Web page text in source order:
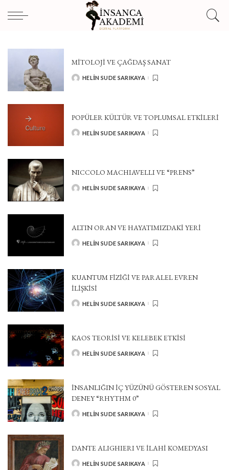
MİTOLOJİ VE ÇAĞDAŞ SANAT
POSTED
HELIN SUDE SARIKAYA
POPÜLER KÜLTÜR VE TOPLUMSAL ETKILERI
POSTED
HELIN SUDE SARIKAYA
NICCOLO MACHIAVELLI VE “PRENS”
POSTED
HELIN SUDE SARIKAYA
ALTIN ORAN VE HAYATIMIZDAKİ YERİ
POSTED
HELIN SUDE SARIKAYA
KUANTUM FİZİĞİ VE PARALEL EVREN
İLİŞKİSİ
POSTED
HELIN SUDE SARIKAYA
KAOS TEORİSİ VE KELEBEK ETKİSİ
POSTED
HELIN SUDE SARIKAYA
İNSANLIĞIN İÇ YÜZÜNÜ GÖSTEREN SOSYAL
DENEY “RHYTHM 0”
POSTED
HELIN SUDE SARIKAYA
DANTE ALIGHIERI VE İLAHİ KOMEDYASI
POSTED
HELIN SUDE SARIKAYA